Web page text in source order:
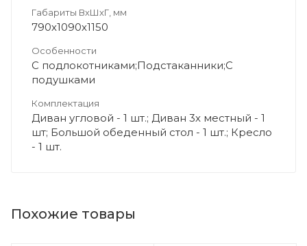
Габариты ВхШхГ, мм
790х1090х1150
Особенности
С подлокотниками;Подстаканники;С
подушками
Комплектация
Диван угловой - 1 шт.; Диван 3х местный - 1
шт; Большой обеденный стол - 1 шт.; Кресло
- 1 шт.
Похожие товары